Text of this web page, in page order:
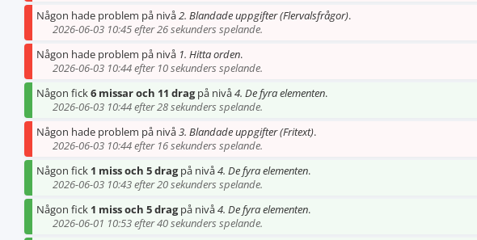
Någon hade problem på nivå2. Blandade uppgifter (Flervalsfrågor).
2026-06-03 10:45 efter 26 sekunders spelande.
Någon hade problem på nivå 1. Hitta orden.
2026-06-03 10:44 efter 10 sekunders spelande.
Någon fick6 missar och 11 dragpå nivå4. De fyra elementen.
2026-06-03 10:44 efter 28 sekunders spelande.
Någon hade problem på nivå3. Blandade uppgifter (Fritext).
2026-06-03 10:44 efter 16 sekunders spelande.
Någon fick 1 miss och 5 dragpå nivå4. De fyra elementen.
2026-06-03 10:43 efter 20 sekunders spelande.
Någon fick 1 miss och 5 dragpå nivå4. De fyra elementen.
2026-06-01 10:53 efter 40 sekunders spelande.